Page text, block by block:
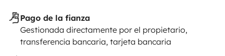
Pago de la fianza
Gestionada directamente por el propietario,
transferencia bancaria, tarjeta bancaria